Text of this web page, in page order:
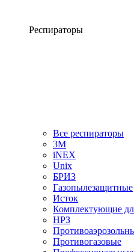
Респираторы
Все респираторы
3М
iNEX
Unix
БРИЗ
Газопылезащитные
Исток
Комплектующие
НРЗ
Противогазовые